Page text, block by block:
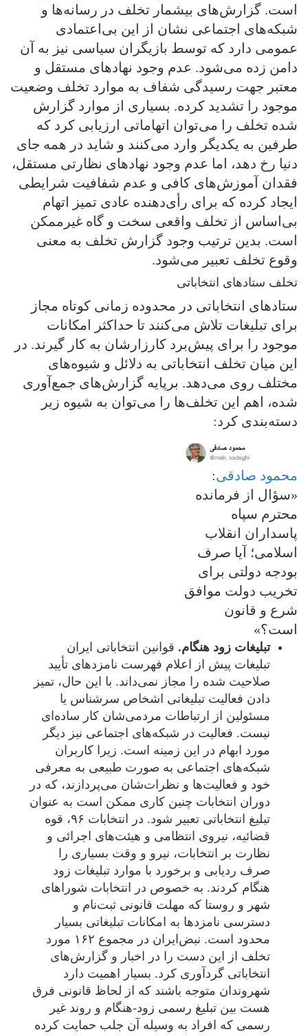
است. گزارش‌های بیشمار تخلف در رسانه‌ها و
شبکه‌های اجتماعی نشان از این بی‌اعتمادی
عمومی دارد که توسط بازیگران سیاسی نیز به آن
دامن زده می‌شود. عدم وجود نهادهای مستقل و
معتبر جهت رسیدگی شفاف به موارد تخلف وضعیت
موجود را تشدید کرده. بسیاری از موارد گزارش
شده تخلف را می‌توان اتهاماتی ارزیابی کرد که
طرفین به یکدیگر وارد می‌کنند و شاید در همه جای
دنیا رخ دهد، اما عدم وجود نهادهای نظارتی مستقل،
فقدان آموزش‌های کافی و عدم شفافیت شرایطی
ایجاد کرده که برای رأی‌دهنده عادی تمیز اتهام
بی‌اساس از تخلف واقعی سخت و گاه غیرممکن
است. بدین ترتیب وجود گزارش تخلف به معنی
وقوع تخلف تعبیر می‌شود.
تخلف ستادهای انتخاباتی
ستادهای انتخاباتی در محدوده زمانی کوتاه مجاز
برای تبلیغات تلاش می‌کنند تا حداکثر امکانات
موجود را برای پیش‌برد کارزارشان به کار گیرند. در
این میان تخلف انتخاباتی به دلائل و شیوه‌های
مختلف روی می‌دهد. برپایه گزارش‌های جمع‌آوری
شده، اهم این تخلف‌ها را می‌توان به شیوه زیر
دسته‌بندی کرد:
محمود صادقی:
«سؤال از فرمانده
محترم سپاه
پاسداران انقلاب
اسلامی؛ آیا صرف
بودجه دولتی برای
تخریب دولت موافق
شرع و قانون
است؟»
تبلیغات زود هنگام. قوانین انتخاباتی ایران
تبلیغات پیش از اعلام فهرست نامزدهای تأیید
صلاحیت شده را مجاز نمی‌داند. با این حال، تمیز
دادن فعالیت تبلیغاتی اشخاص سرشناس یا
مسئولین از ارتباطات مردمی‌شان کار ساده‌ای
نیست. فعالیت در شبکه‌های اجتماعی نیز دیگر
مورد ابهام در این زمینه است. زیرا کاربران
شبکه‌های اجتماعی به صورت طبیعی به معرفی
خود و فعالیت‌ها و نظرات‌شان می‌پردازند، که در
دوران انتخابات چنین کاری ممکن است به عنوان
تبلیغ انتخاباتی تعبیر شود. در انتخابات ۹۶، قوه
قضائیه، نیروی انتظامی و هیئت‌های اجرائی و
نظارت بر انتخابات، نیرو و وقت بسیاری را
صرف ردیابی و برخورد با موارد تبلیغات زود
هنگام کردند. به خصوص در انتخابات شوراهای
شهر و روستا که مهلت قانونی ثبت‌نام و
دسترسی نامزدها به امکانات تبلیغاتی بسیار
محدود است. نبض‌ایران در مجموع ۱۶۲ مورد
تخلف از این دست را در اخبار و گزارش‌های
انتخاباتی گردآوری کرد. بسیار اهمیت دارد
شهروندان متوجه باشند که از لحاظ قانونی فرق
هست بین تبلیغ رسمی زود-هنگام و روند غیر
رسمی که افراد به وسیله آن جلب حمایت کرده